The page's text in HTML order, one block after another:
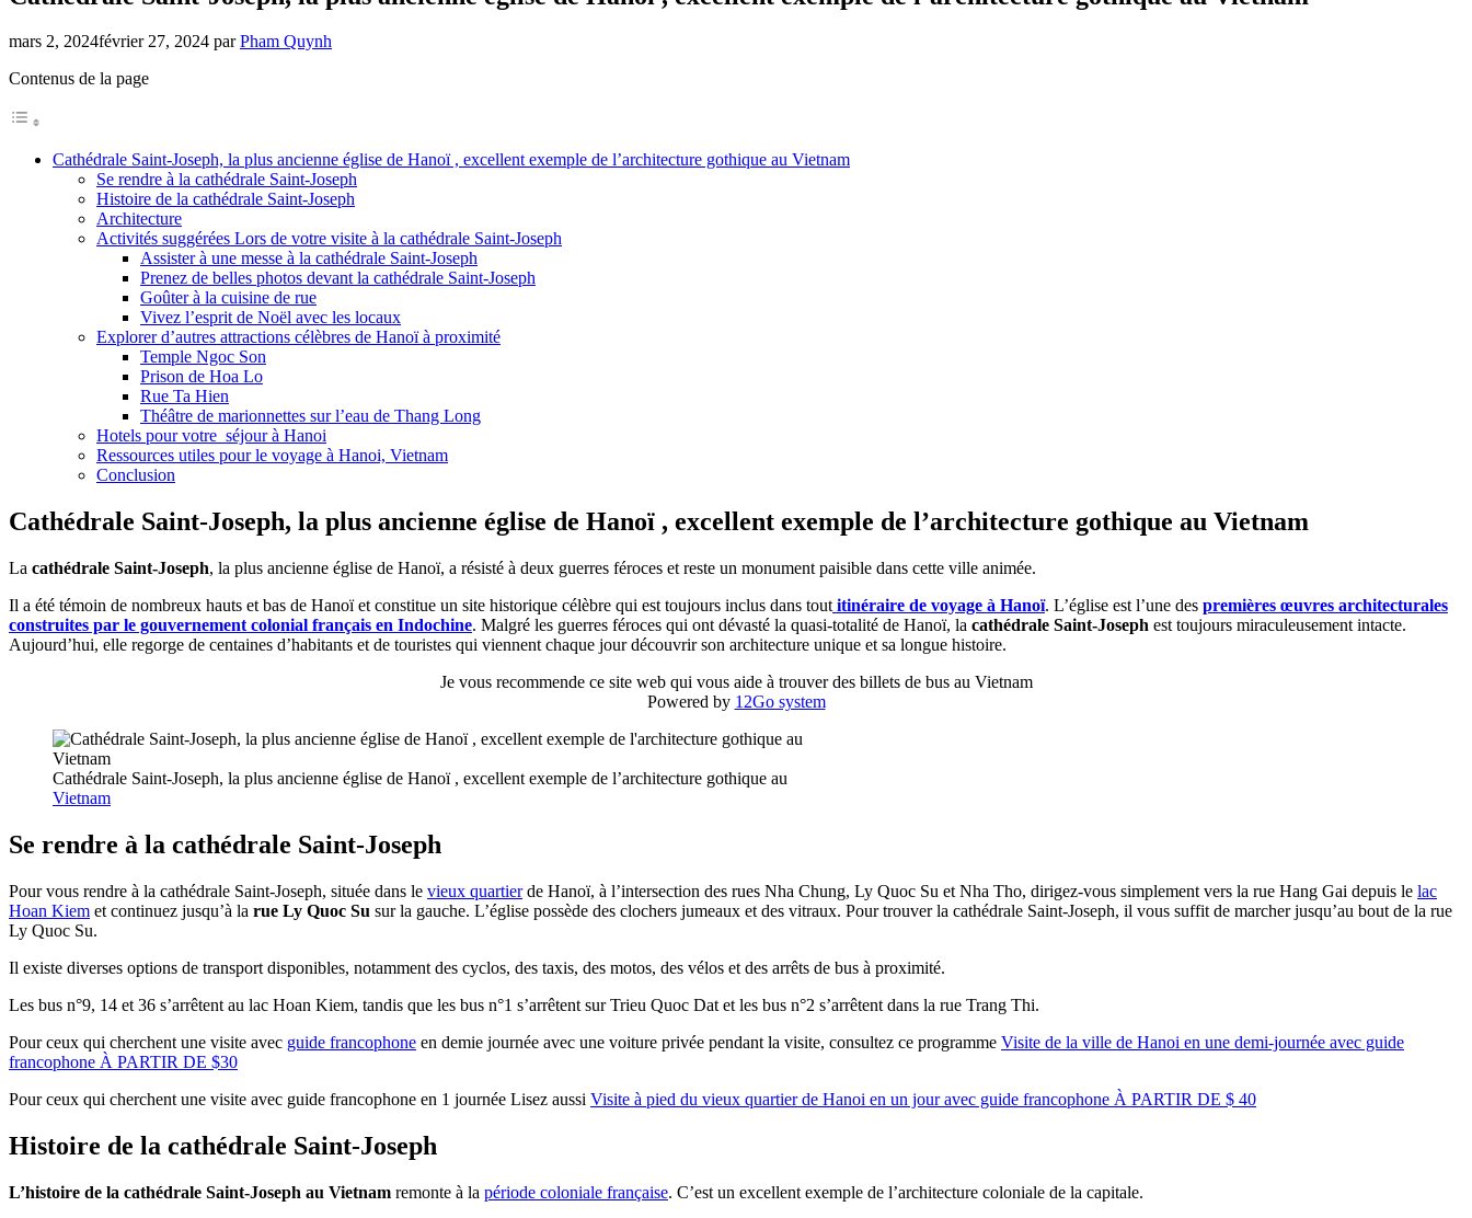
mars 2, 2024février 27, 2024 parPham Quynh
Contenus de la page
Cathédrale Saint-Joseph, la plus ancienne église de Hanoï , excellent exemple de l’architecture gothique au Vietnam
Se rendre à la cathédrale Saint-Joseph
Histoire de la cathédrale Saint-Joseph
Architecture
Activités suggérées Lors de votre visite à la cathédrale Saint-Joseph
Assister à une messe à la cathédrale Saint-Joseph
Prenez de belles photos devant la cathédrale Saint-Joseph
Goûter à la cuisine de rue
Vivez l’esprit de Noël avec les locaux
Explorer d’autres attractions célèbres de Hanoï à proximité
Temple Ngoc Son
Prison de Hoa Lo
Rue Ta Hien
Théâtre de marionnettes sur l’eau de Thang Long
Hotels pour votre séjour à Hanoi
Ressources utiles pour le voyage à Hanoi, Vietnam
Conclusion
Cathédrale Saint-Joseph, la plus ancienne église de Hanoï , excellent exemple de l’architecture gothique au Vietnam
La cathédrale Saint-Joseph, la plus ancienne église de Hanoï, a résisté à deux guerres féroces et reste un monument paisible dans cette ville animée.
Il a été témoin de nombreux hauts et bas de Hanoï et constitue un site historique célèbre qui est toujours inclus dans tout itinéraire de voyage à Hanoï. L’église est l’une des premières œuvres architecturales
construites par le gouvernement colonial français en Indochine. Malgré les guerres féroces qui ont dévasté la quasi-totalité de Hanoï, la cathédrale Saint-Joseph est toujours miraculeusement intacte.
Aujourd’hui, elle regorge de centaines d’habitants et de touristes qui viennent chaque jour découvrir son architecture unique et sa longue histoire.
Je vous recommende ce site web qui vous aide à trouver des billets de bus au Vietnam
Powered by 12Go system
Cathédrale Saint-Joseph, la plus ancienne église de Hanoï , excellent exemple de l’architecture gothique au
Vietnam
Se rendre à la cathédrale Saint-Joseph
Pour vous rendre à la cathédrale Saint-Joseph, située dans le vieux quartierde Hanoï, à l’intersection des rues Nha Chung, Ly Quoc Su et Nha Tho, dirigez-vous simplement vers la rue Hang Gai depuis le lac
Hoan Kiem et continuez jusqu’à la rue Ly Quoc Su sur la gauche. L’église possède des clochers jumeaux et des vitraux. Pour trouver la cathédrale Saint-Joseph, il vous suffit de marcher jusqu’au bout de la rue
Ly Quoc Su.
Il existe diverses options de transport disponibles, notamment des cyclos, des taxis, des motos, des vélos et des arrêts de bus à proximité.
Les bus n°9, 14 et 36 s’arrêtent au lac Hoan Kiem, tandis que les bus n°1 s’arrêtent sur Trieu Quoc Dat et les bus n°2 s’arrêtent dans la rue Trang Thi.
Pour ceux qui cherchent une visite avec guide francophone en demie journée avec une voiture privée pendant la visite, consultez ce programme Visite de la ville de Hanoi en une demi-journée avec guide
francophone À PARTIR DE $30
Pour ceux qui cherchent une visite avec guide francophone en 1 journée Lisez aussi Visite à pied du vieux quartier de Hanoi en un jour avec guide francophone À PARTIR DE $ 40
Histoire de la cathédrale Saint-Joseph
L’histoire de la cathédrale Saint-Joseph au Vietnam remonte à la période coloniale française. C’est un excellent exemple de l’architecture coloniale de la capitale.